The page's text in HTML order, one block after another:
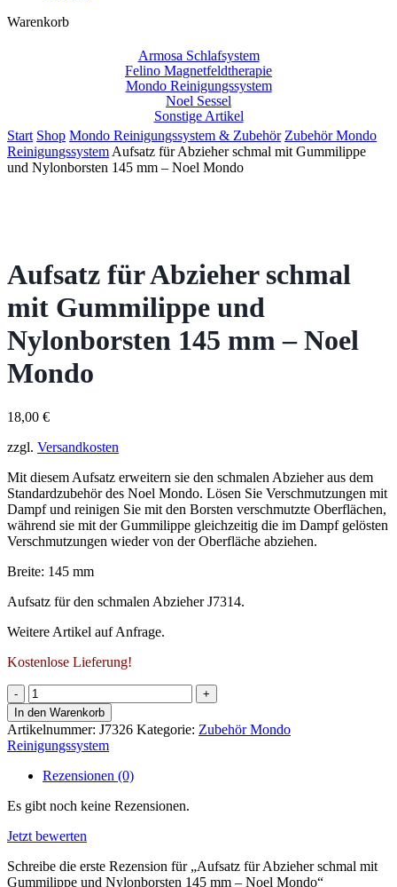
WarenkorbClose
Armosa Schlafsystem
Felino Magnetfeldtherapie
Mondo Reinigungssystem
Noel Sessel
Sonstige Artikel
Start Shop Mondo Reinigungssystem & Zubehör Zubehör Mondo
Reinigungssystem Aufsatz für Abzieher schmal mit Gummilippe
und Nylonborsten 145 mm – Noel Mondo
Aufsatz für Abzieher schmal
mit Gummilippe und
Nylonborsten 145 mm – Noel
Mondo
18,00 €
zzgl. Versandkosten
Mit diesem Aufsatz erweitern sie den schmalen Abzieher aus dem
Standardzubehör des Noel Mondo. Lösen Sie Verschmutzungen mit
Dampf und reinigen Sie mit den Borsten verschmutzte Oberflächen,
während sie mit der Gummilippe gleichzeitig die im Dampf gelösten
Verschmutzungen wieder von der Oberfläche abziehen.
Breite: 145 mm
Aufsatz für den schmalen Abzieher J7314.
Weitere Artikel auf Anfrage.
Kostenlose Lieferung!
Aufsatz
für
Abzieher
schmal
mit
Gummilippe
und
Nylonborsten
mm
Noel
Mondo
In den Warenkorb
Artikelnummer: J7326 Kategorie: Zubehör Mondo
Reinigungssystem
Rezensionen (0)
Es gibt noch keine Rezensionen.
Jetzt bewerten
Schreibe die erste Rezension für „Aufsatz für Abzieher schmal mit
Gummilippe und Nylonborsten 145 mm – Noel Mondo“